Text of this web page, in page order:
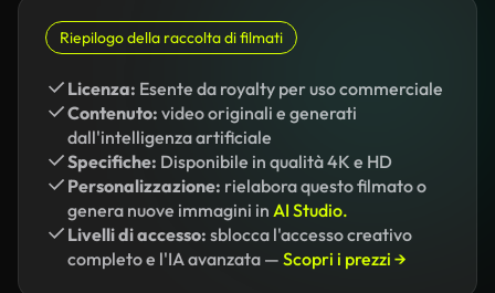
Riepilogo della raccolta di filmati
Licenza: Esente da royalty per uso commerciale
Contenuto: video originali e generati
dall'intelligenza artificiale
Specifiche: Disponibile in qualità 4K e HD
Personalizzazione: rielabora questo filmato o
genera nuove immagini in AI Studio.
Livelli di accesso: sblocca l'accesso creativo
completo e l'IA avanzata — Scopri i prezzi →